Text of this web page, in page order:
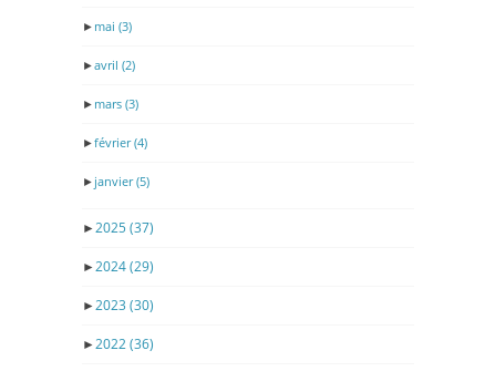
► mai (3)
►avril (2)
► mars (3)
►février(4)
► janvier(5)
►2025(37)
►2024(29)
►2023 (30)
►2022(36)